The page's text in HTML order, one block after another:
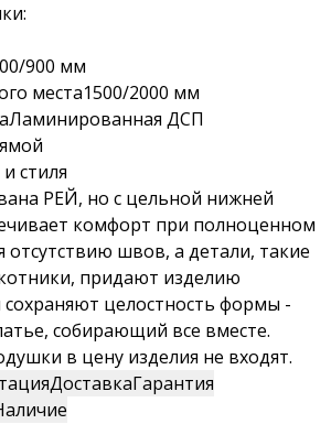
900 мм
места1500/2000 мм
Ламинированная ДСП
стиля
РЕЙ, но с цельной нижней
комфорт при полноценном
отсутствию швов, а детали, такие
придают изделию
целостность формы -
собирающий все вместе.
в цену изделия не входят.
ДоставкаГарантия